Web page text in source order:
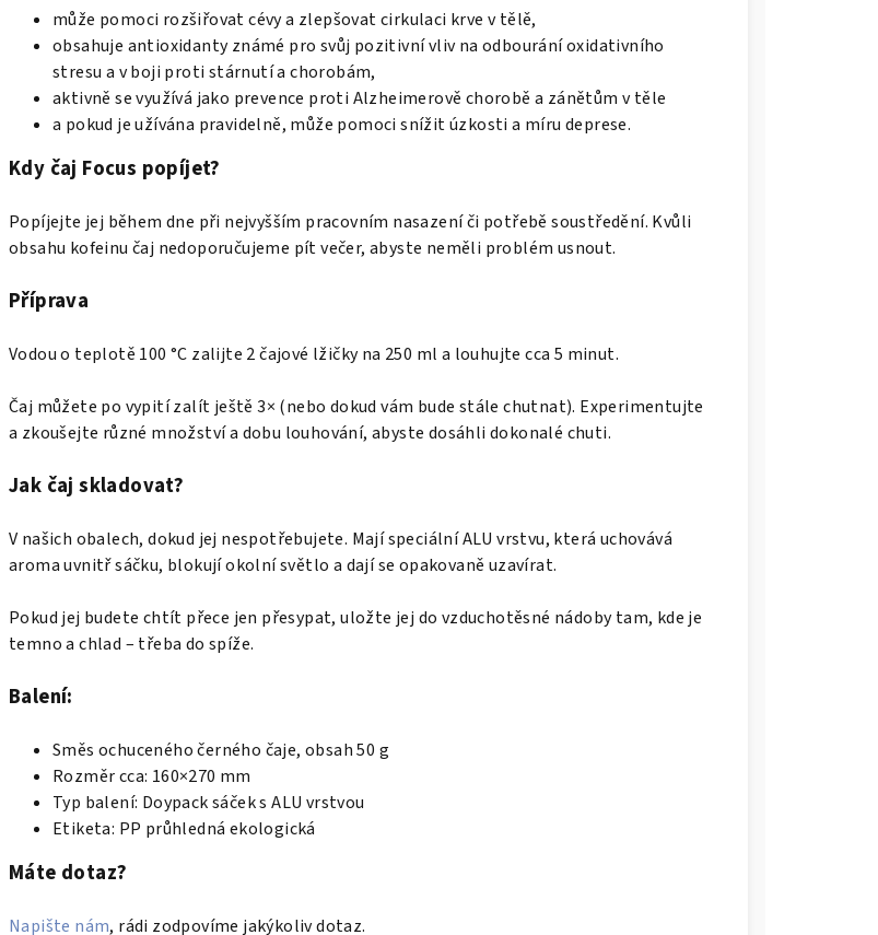
může pomoci rozšiřovat cévy a zlepšovat cirkulaci krve v tělě,
obsahuje antioxidanty známé pro svůj pozitivní vliv na odbourání oxidativního
stresu a v boji proti stárnutí a chorobám,
aktivně se využívá jako prevence proti Alzheimerově chorobě a zánětům v těle
a pokud je užívána pravidelně, může pomoci snížit úzkosti a míru deprese.
Kdy čaj Focus popíjet?
Popíjejte jej během dne při nejvyšším pracovním nasazení či potřebě soustředění. Kvůli
obsahu kofeinu čaj nedoporučujeme pít večer, abyste neměli problém usnout.
Příprava
Vodou o teplotě 100 °C zalijte 2 čajové lžičky na 250 ml a louhujte cca 5 minut.
Čaj můžete po vypití zalít ještě 3× (nebo dokud vám bude stále chutnat). Experimentujte
a zkoušejte různé množství a dobu louhování, abyste dosáhli dokonalé chuti.
Jak čaj skladovat?
V našich obalech, dokud jej nespotřebujete. Mají speciální ALU vrstvu, která uchovává
aroma uvnitř sáčku, blokují okolní světlo a dají se opakovaně uzavírat.
Pokud jej budete chtít přece jen přesypat, uložte jej do vzduchotěsné nádoby tam, kde je
temno a chlad – třeba do spíže.
Balení:
Směs ochuceného černého čaje, obsah 50 g
Rozměr cca: 160×270 mm
Typ balení: Doypack sáček s ALU vrstvou
Etiketa: PP průhledná ekologická
Máte dotaz?
Napište nám, rádi zodpovíme jakýkoliv dotaz.